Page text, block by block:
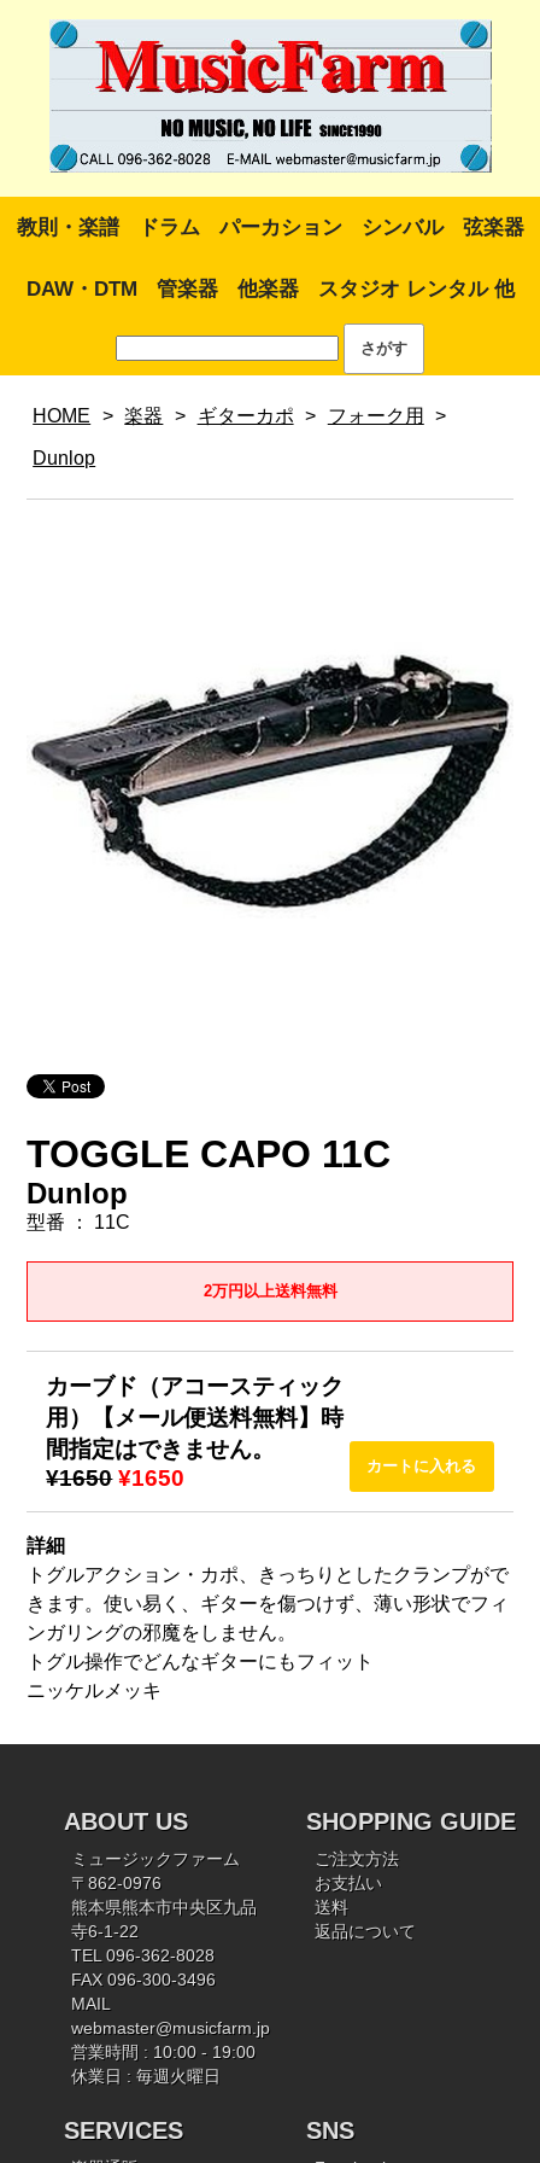
教則・楽譜 ドラム パーカション シンバル 弦楽器
DAW・DTM 管楽器 他楽器 スタジオ レンタル 他
HOME > 楽器 > ギターカポ > フォーク用 >
Dunlop
TOGGLE CAPO 11C
Dunlop
型番 ： 11C
2万円以上送料無料
カーブド（アコースティック
用）【メール便送料無料】時
間指定はできません。
¥1650 ¥1650
詳細
トグルアクション・カポ、きっちりとしたクランプがで
きます。使い易く、ギターを傷つけず、薄い形状でフィ
ンガリングの邪魔をしません。
トグル操作でどんなギターにもフィット
ニッケルメッキ
ABOUT US
ミュージックファーム
〒862-0976
熊本県熊本市中央区九品
寺6-1-22
TEL 096-362-8028
FAX 096-300-3496
MAIL
webmaster@musicfarm.jp
営業時間 : 10:00 - 19:00
休業日 : 毎週火曜日
SHOPPING GUIDE
ご注文方法
お支払い
送料
返品について
SERVICES SNS